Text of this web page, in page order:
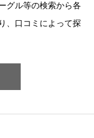
グル等の検索から各
、口コミによって探